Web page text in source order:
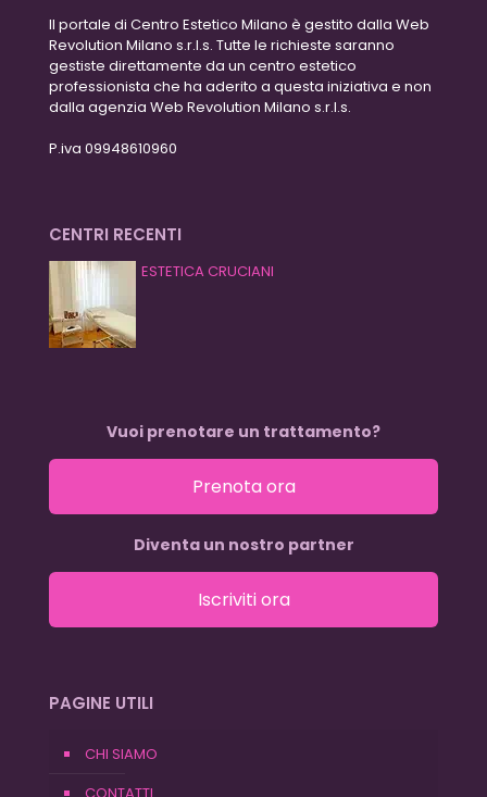
Il portale di Centro Estetico Milano è gestito dalla Web
Revolution Milano s.r.l.s. Tutte le richieste saranno
gestiste direttamente da un centro estetico
professionista che ha aderito a questa iniziativa e non
dalla agenzia Web Revolution Milano s.r.l.s.
P.iva 09948610960
CENTRI RECENTI
ESTETICA CRUCIANI
Vuoi prenotare un trattamento?
Prenota ora
Diventa un nostro partner
Iscriviti ora
PAGINE UTILI
CHI SIAMO